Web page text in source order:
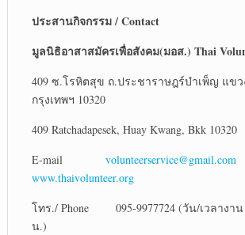
ประสานกิจกรรม/ Contact
มูลนิธิอาสาสมัครเพื่อสังคม(มอส.) Thai
409 ซ.โรหิตสุข ถ.ประชาราษฎร์บำเพ็ญ แขว
กรุงเทพฯ 10320
409 Ratchadapesek, Huay Kwang, Bkk 10320
E-mail volunteerservice@gmail.com
www.thaivolunteer.org
โทร./ Phone 095-9977724 (วัน/เวลางาน
น.)